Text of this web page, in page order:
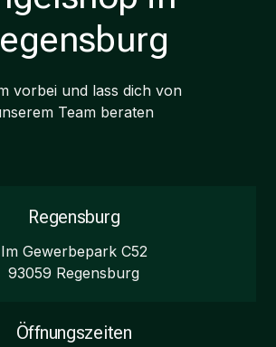
vorbei und lass dich von
Team beraten
Regensburg
Im Gewerbepark C52
93059 Regensburg
Öffnungszeiten